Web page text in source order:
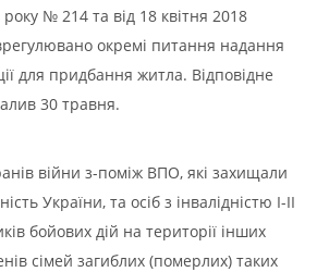
№ 214 та від 18 квітня 2018
окремі питання надання
для придбання житла. Відповідне
30 травня.
війни з-поміж ВПО, які захищали
України, та осіб з інвалідністю I-II
бойових дій на території інших
сімей загиблих (померлих) таких